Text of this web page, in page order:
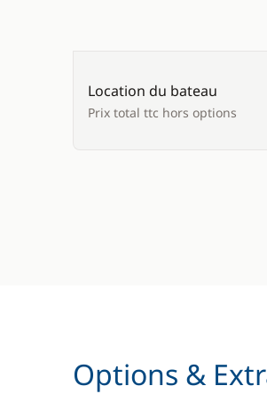
Location du bateau
Prix total ttc hors options
Options &